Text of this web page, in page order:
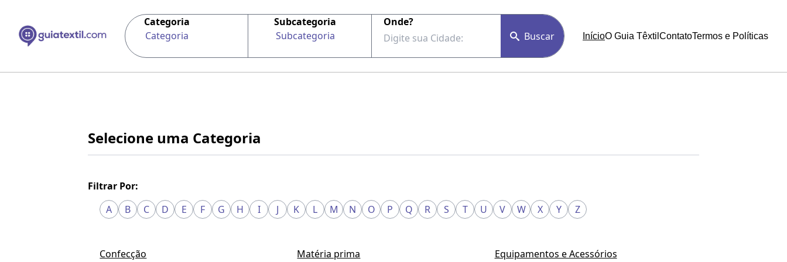
Categoria
Categoria
Subcategoria
Subcategoria
Onde?
Buscar
InícioO Guia Têxtil ContatoTermos e Políticas
Selecione uma Categoria
Filtrar Por:
A
B C D E F G H I J K L M N O P Q R S T U V W X Y Z
Confecção Matéria prima
Equipamentos e Acessórios